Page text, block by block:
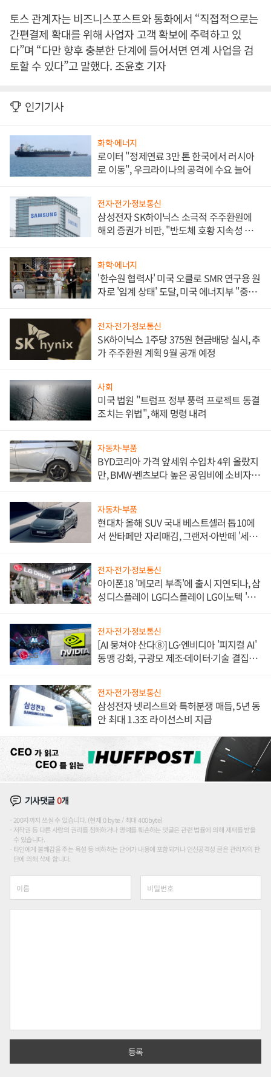
토스 관계자는 비즈니스포스트와 통화에서 “직접적으로는
간편결제 확대를 위해 사업자 고객 확보에 주력하고 있
다”며 “다만 향후 충분한 단계에 들어서면 연계 사업을 검
토할 수 있다”고 말했다. 조윤호 기자
인기기사
화학·에너지
로이터 "정제연료 3만 톤 한국에서 러시아
로 이동", 우크라이나의 공격에 수요 늘어
전자·전기·정보통신
삼성전자 SK하이닉스 소극적 주주환원에
해외 증권가 비판, "반도체 호황 지속성 의
화학·에너지
'한수원 협력사' 미국 오클로 SMR 연구용 원
자로 '임계 상태' 도달, 미국 에너지부 "중요
전자·전기·정보통신
SK하이닉스 1주당 375원 현금배당 실시, 추
가 주주환원 계획 9월 공개 예정
사회
미국 법원 "트럼프 정부 풍력 프로젝트 동결
조치는 위법", 해제 명령 내려
자동차·부품
BYD코리아 가격 앞세워 수입차 4위 올랐지
만, BMW·벤츠보다 높은 공임비에 소비자
자동차·부품
현대차 올해 SUV 국내 베스트셀러 톱10에
서 싼타페만 자리매김, 그랜저·아반떼 '세단
전자·전기·정보통신
아이폰18 '메모리 부족'에 출시 지연되나, 삼
성디스플레이 LG디스플레이 LG이노텍 '탈
전자·전기·정보통신
[AI 뭉쳐야 산다⑧] LG·엔비디아 '피지컬 AI'
동맹 강화, 구광모 제조·데이터·기술 결집
전자·전기·정보통신
삼성전자 넷리스트와 특허분쟁 매듭, 5년 동
안 최대 1.3조 라이선스비 지급
기사댓글0개
200자까지 쓰실 수 있습니다. (현재 0 byte / 최대 400byte)
저작권 등 다른 사람의 권리를 침해하거나 명예를 훼손하는 댓글은 관련 법률에 의해 제재를 받을
수 있습니다.
타인에게 불쾌감을 주는 욕설 등 비하하는 단어가 내용에 포함되거나 인신공격성 글은 관리자의 판
단에 의해 삭제 합니다.